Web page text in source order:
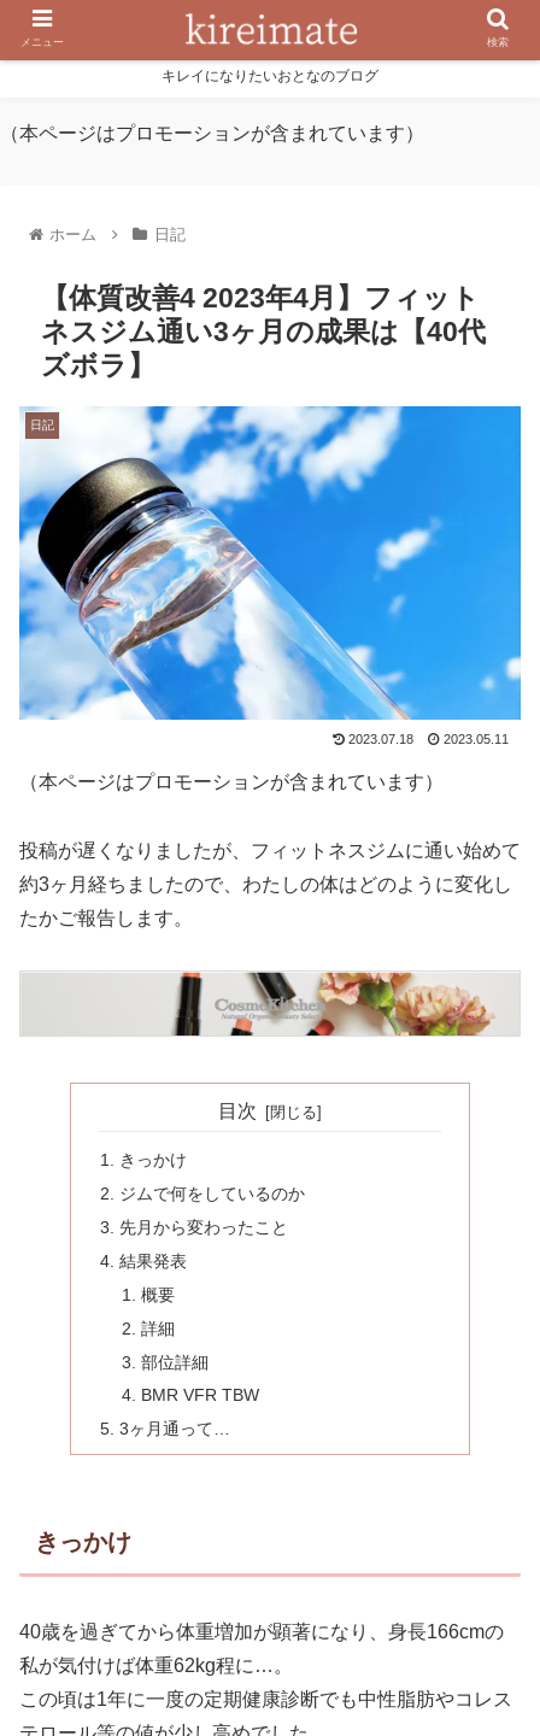
キレイになりたいおとなのブログ
（本ページはプロモーションが含まれています）
ホーム 日記
【体質改善4 2023年4月】フィット
ネスジム通い3ヶ月の成果は【40代
ズボラ】
日記
2023.07.18 2023.05.11
（本ページはプロモーションが含まれています）
投稿が遅くなりましたが、フィットネスジムに通い始めて
約3ヶ月経ちましたので、わたしの体はどのように変化し
たかご報告します。
目次
きっかけ
ジムで何をしているのか
先月から変わったこと
結果発表
概要
詳細
部位詳細
BMR VFR TBW
3ヶ月通って…
きっかけ
40歳を過ぎてから体重増加が顕著になり、身長166cmの
私が気付けば体重62kg程に…。
この頃は1年に一度の定期健康診断でも中性脂肪やコレス
メニュー 検索